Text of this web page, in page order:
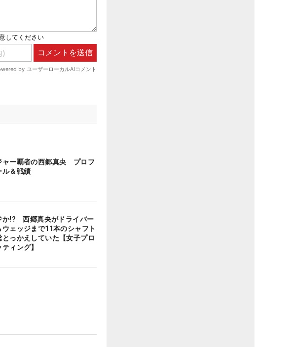
ャー覇者の西郷真央 プロフ
ル＆戦績
か!? 西郷真央がドライバー
ウェッジまで11本のシャフト
とっかえしていた【女子プロ
ィング】